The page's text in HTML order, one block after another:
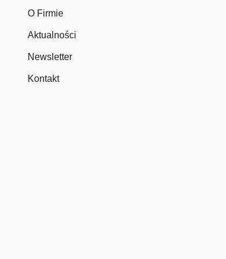
O Firmie
Aktualności
Newsletter
Kontakt